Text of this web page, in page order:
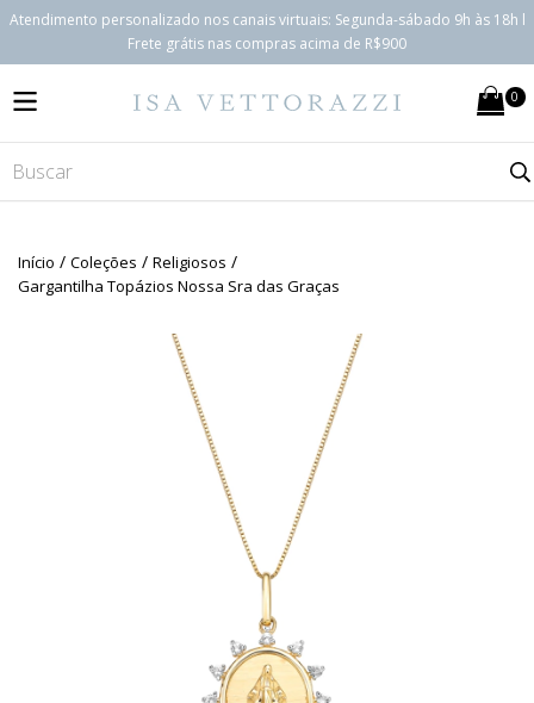
Atendimento personalizado nos canais virtuais: Segunda-sábado 9h às 18h l
Frete grátis nas compras acima de R$900
0
Início / Coleções / Religiosos /
Gargantilha Topázios Nossa Sra das Graças